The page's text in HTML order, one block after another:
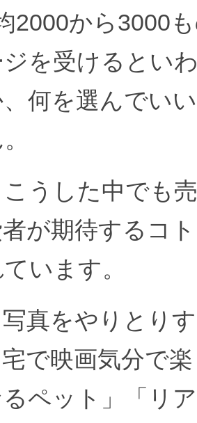
2000から3000
ジを受けるとい
、何を選んでい
こうした中でも
者が期待するコ
います。
写真をやりとり
で映画気分で
ペット」「リ